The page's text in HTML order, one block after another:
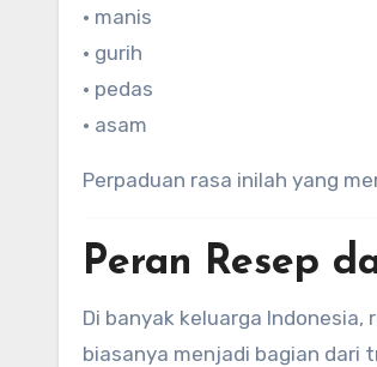
• manis
• gurih
• pedas
• asam
Perpaduan rasa inilah yang
Peran Resep
Di banyak keluarga
biasanya menjadi bagian dari